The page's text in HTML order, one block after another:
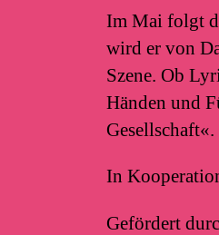
Im Mai folgt
wird er von
Szene. Ob
Händen und
Gesellschaft«.
In
Gefördert